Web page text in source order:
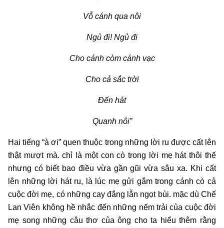
Vỗ cánh qua nôi
Ngủ đi! Ngủ đi
Cho cánh còm cánh vạc
Cho cả sắc trời
Đến hát
Quanh nôi”
Hai tiếng “à ơi” quen thuộc trong những lời ru được cất lên
thật mượt mà. chỉ là một con cò trong lời mẹ hát thôi thế
nhưng có biết bao điều vừa gần gũi vừa sâu xa. Khi cất
lên những lời hát ru, là lúc mẹ gửi gắm trong cánh cò cả
cuộc đời mẹ, có những cay đắng lẫn ngọt bùi. mặc dù Chế
Lan Viên không hề nhắc đến những nếm trải của cuộc đời
mẹ song những câu thơ của ông cho ta hiểu thêm rằng